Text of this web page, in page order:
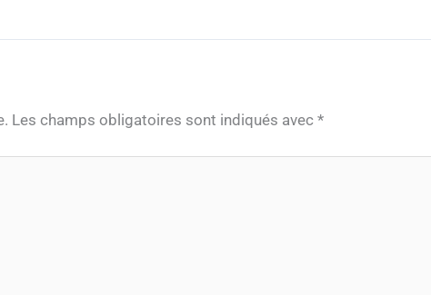
Les champs obligatoires sont indiqués avec *